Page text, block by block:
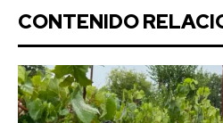
CONTENIDO